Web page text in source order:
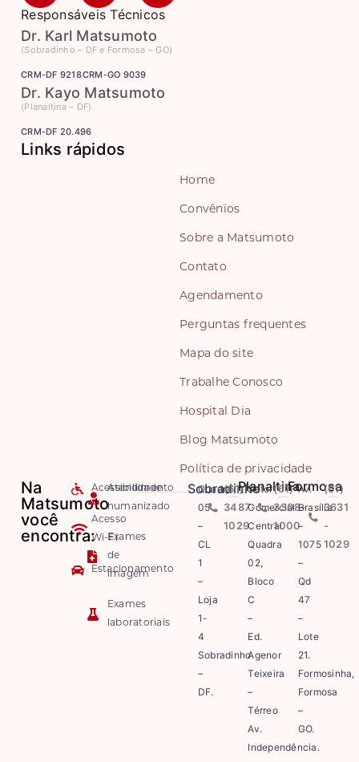
Responsáveis Técnicos
Dr. Karl Matsumoto
(Sobradinho – DF e Formosa – GO)
CRM-DF 9218CRM-GO 9039
Dr. Kayo Matsumoto
(Planaltina – DF)
CRM-DF 20.496
Links rápidos
Home
Convênios
Sobre a Matsumoto
Contato
Agendamento
Perguntas frequentes
Mapa do site
Trabalhe Conosco
Hospital Dia
Blog Matsumoto
Política de privacidade
Na
Matsumoto
você
encontra:
Acessibilidade
Acesso
Wi-Fi
Estacionamento
Atendimento
humanizado
Exames
de
imagem
Exames
laboratoriais
Sobradinho
Quadra
05
–
CL
1
–
Loja
1-
4
Sobradinho
–
DF.
(61)
3487-
1029
Planaltina
Setor
Comercial
Central
Quadra
02,
Bloco
C
–
Ed.
Agenor
Teixeira
–
Térreo
Av.
Independência.
(61)
3308-
1000
Formosa
Av.
Brasília
–
1075
–
Qd
47
–
Lote
21.
Formosinha,
Formosa
–
GO.
(61)
3631
-
1029